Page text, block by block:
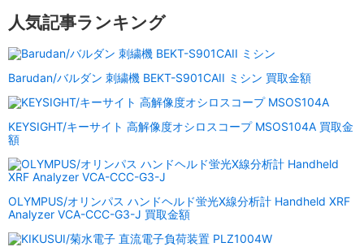
人気記事ランキング
Barudan/バルダン 刺繍機 BEKT-S901CAII ミシン 買取金額
KEYSIGHT/キーサイト 高解像度オシロスコープ MSOS104A 買取金
額
OLYMPUS/オリンパス ハンドヘルド蛍光X線分析計 Handheld XRF
Analyzer VCA-CCC-G3-J 買取金額